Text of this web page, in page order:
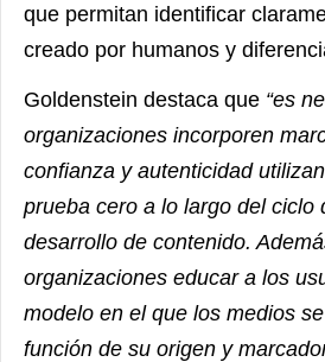
que permitan identificar
creado por humanos y
Goldenstein destaca que “es
organizaciones incorporen
confianza y autenticidad
prueba cero a lo largo del ciclo
desarrollo de contenido.
organizaciones educar a los
modelo en el que los medios
función de su origen y